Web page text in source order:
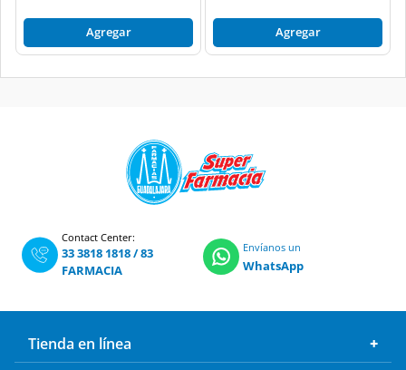
Agregar Agregar
Contact Center:
33 3818 1818/83
FARMACIA
Envíanos un
WhatsApp
Tienda en línea